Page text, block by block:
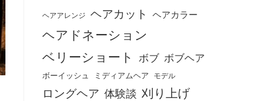
ヘアアレンジ ヘアカット ヘアカラー
ヘアドネーション
ベリーショート
ボブ ボブヘア
ボーイッシュ ミディアムヘア モデル
ロングヘア 体験談 刈り上げ